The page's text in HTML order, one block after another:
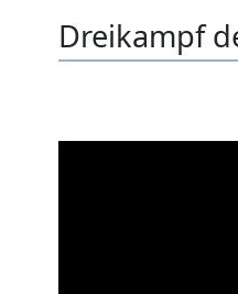
Dreikampf